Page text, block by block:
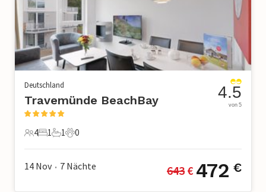
Deutschland
Travemünde BeachBay
4 Gäste
4
1 Schlafzimmer
1
1 Badezimmer
1
0 Haustiere
0
4.5
von 5
14 Nov • 7 Nächte 643 € 472 €